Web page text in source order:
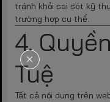
tránh khỏi sai sót kỹ
trường hợp cụ thể.
4.
Tuệ
Tất cả nội dung trên